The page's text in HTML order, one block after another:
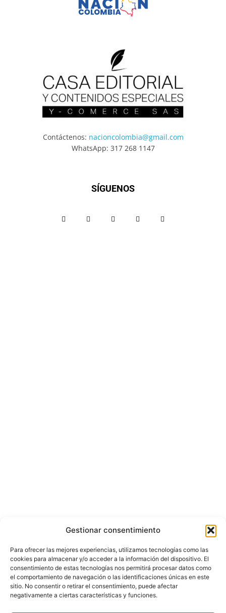
Gestionar consentimiento
Para ofrecer las mejores experiencias, utilizamos tecnologías como las
cookies para almacenar y/o acceder a la información del dispositivo. El
consentimiento de estas tecnologías nos permitirá procesar datos como
el comportamiento de navegación o las identificaciones únicas en este
sitio. No consentir o retirar el consentimiento, puede afectar
negativamente a ciertas características y funciones.
Contáctenos: nacioncolombia@gmail.com
WhatsApp: 317 268 1147
SÍGUENOS